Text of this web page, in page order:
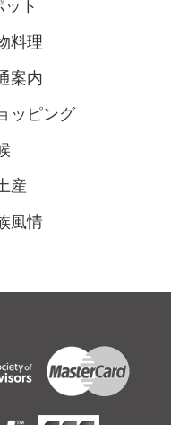
ト
料理
案内
ッピング
産
風情